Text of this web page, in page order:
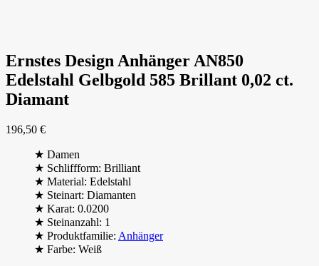
Ernstes Design Anhänger AN850
Edelstahl Gelbgold 585 Brillant 0,02 ct.
Diamant
196,50 €
★ Damen
★ Schliffform: Brilliant
★ Material: Edelstahl
★ Steinart: Diamanten
★ Karat: 0.0200
★ Steinanzahl: 1
★ Produktfamilie: Anhänger
★ Farbe: Weiß